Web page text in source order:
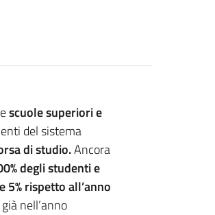
scuole superiori e
del sistema
di studio.Ancora
degli studenti e
rispetto all’anno
nell’anno